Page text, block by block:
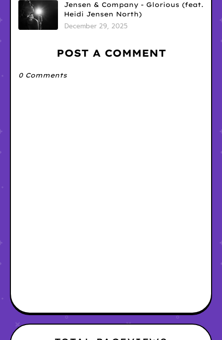
Jensen & Company - Glorious (feat.
Heidi Jensen North)
December 29, 2025
POST A COMMENT
0 Comments